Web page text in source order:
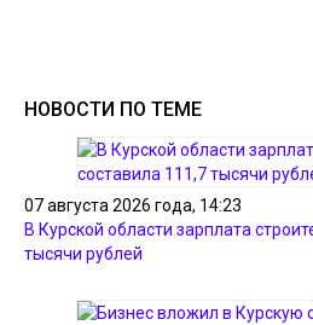
НОВОСТИ ПО ТЕМЕ
07 августа 2026 года, 14:23
В Курской области зарплата
тысячи рублей